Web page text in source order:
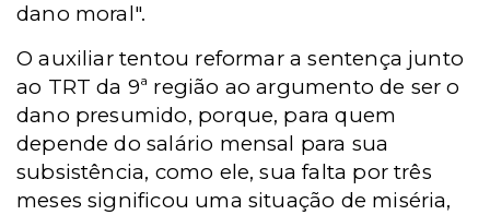
dano moral".
O auxiliar tentou reformar a sentença junto
ao TRT da 9ª região ao argumento de ser o
dano presumido, porque, para quem
depende do salário mensal para sua
subsistência, como ele, sua falta por três
meses significou uma situação de miséria,